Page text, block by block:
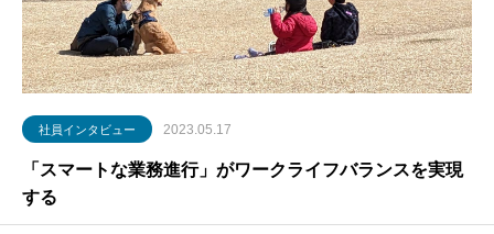
社員インタビュー 2023.05.17
「スマートな業務進行」がワークライフバランスを実現
する